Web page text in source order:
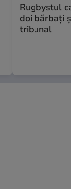
Rugbystul
doi bărbați
tribunal